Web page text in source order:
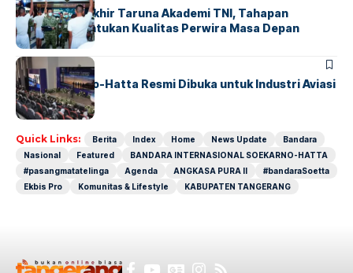
Sidang Pantukhir Taruna Akademi TNI, Tahapan
Strategis Tentukan Kualitas Perwira Masa Depan
BANDARA BERITA
IALC Soekarno-Hatta Resmi Dibuka untuk Industri Aviasi
Dunia
Quick Links: Berita Index Home News Update
Bandara
Nasional
Featured
BANDARA INTERNASIONAL SOEKARNO-HATTA
#pasangmatatelinga
Agenda ANGKASA PURA II
#bandaraSoetta
Ekbis Pro
Komunitas & Lifestyle KABUPATEN TANGERANG